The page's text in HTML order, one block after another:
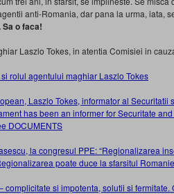
anti-Romania, dar pana la urma, iata,
o faca!
Laszlo Tokes, in atentia Comisiei in
rolul agentului maghiar Laszlo Tokes
Laszlo Tokes, informator al Securitatii
has been an informer for Securitate
DOCUMENTS
la congresul PPE: “Regionalizarea
poate duce la sfarsitul
si impotenta, solutii si